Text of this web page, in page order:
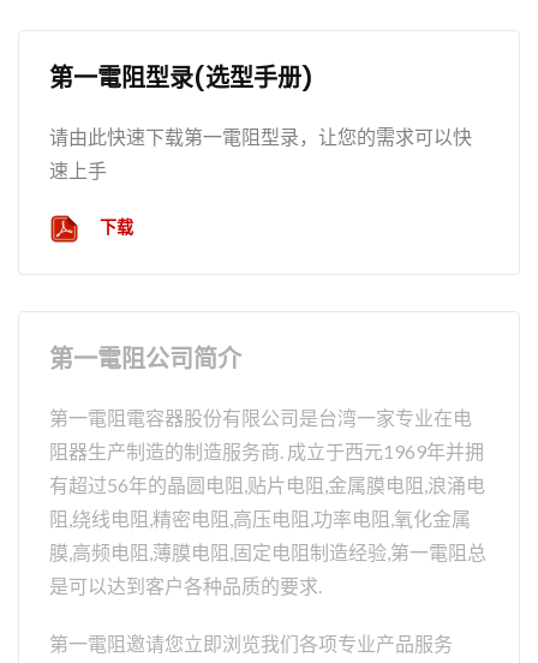
第一電阻型录(选型手册)
请由此快速下载第一電阻型录，让您的需求可以快
速上手
下载
第一電阻公司简介
第一電阻電容器股份有限公司是台湾一家专业在电
阻器生产制造的制造服务商. 成立于西元1969年并拥
有超过56年的晶圆电阻,贴片电阻,金属膜电阻,浪涌电
阻,绕线电阻,精密电阻,高压电阻,功率电阻,氧化金属
膜,高频电阻,薄膜电阻,固定电阻制造经验,第一電阻总
是可以达到客户各种品质的要求.
第一電阻邀请您立即浏览我们各项专业产品服务